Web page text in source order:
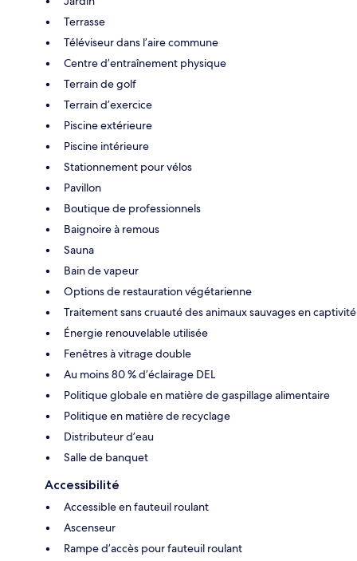
Terrasse
Téléviseur dans l’aire commune
Centre d’entraînement physique
Terrain de golf
Terrain d’exercice
Piscine extérieure
Piscine intérieure
Stationnement pour vélos
Pavillon
Boutique de professionnels
Baignoire à remous
Sauna
Bain de vapeur
Options de restauration végétarienne
Traitement sans cruauté des animaux sauvages en captivité
Énergie renouvelable utilisée
Fenêtres à vitrage double
Au moins 80 % d’éclairage DEL
Politique globale en matière de gaspillage alimentaire
Politique en matière de recyclage
Distributeur d’eau
Salle de banquet
Accessibilité
Accessible en fauteuil roulant
Ascenseur
Rampe d’accès pour fauteuil roulant